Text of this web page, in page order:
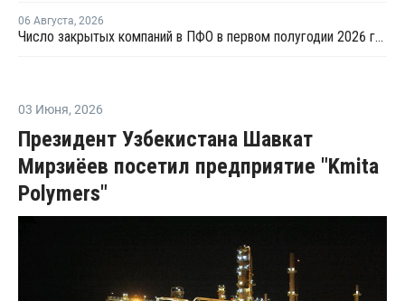
06 Августа, 2026
Число закрытых компаний в ПФО в первом полугодии 2026 года вдвое превысило число новых
03 Июня, 2026
Президент Узбекистана Шавкат
Мирзиёев посетил предприятие "Kmita
Polymers"